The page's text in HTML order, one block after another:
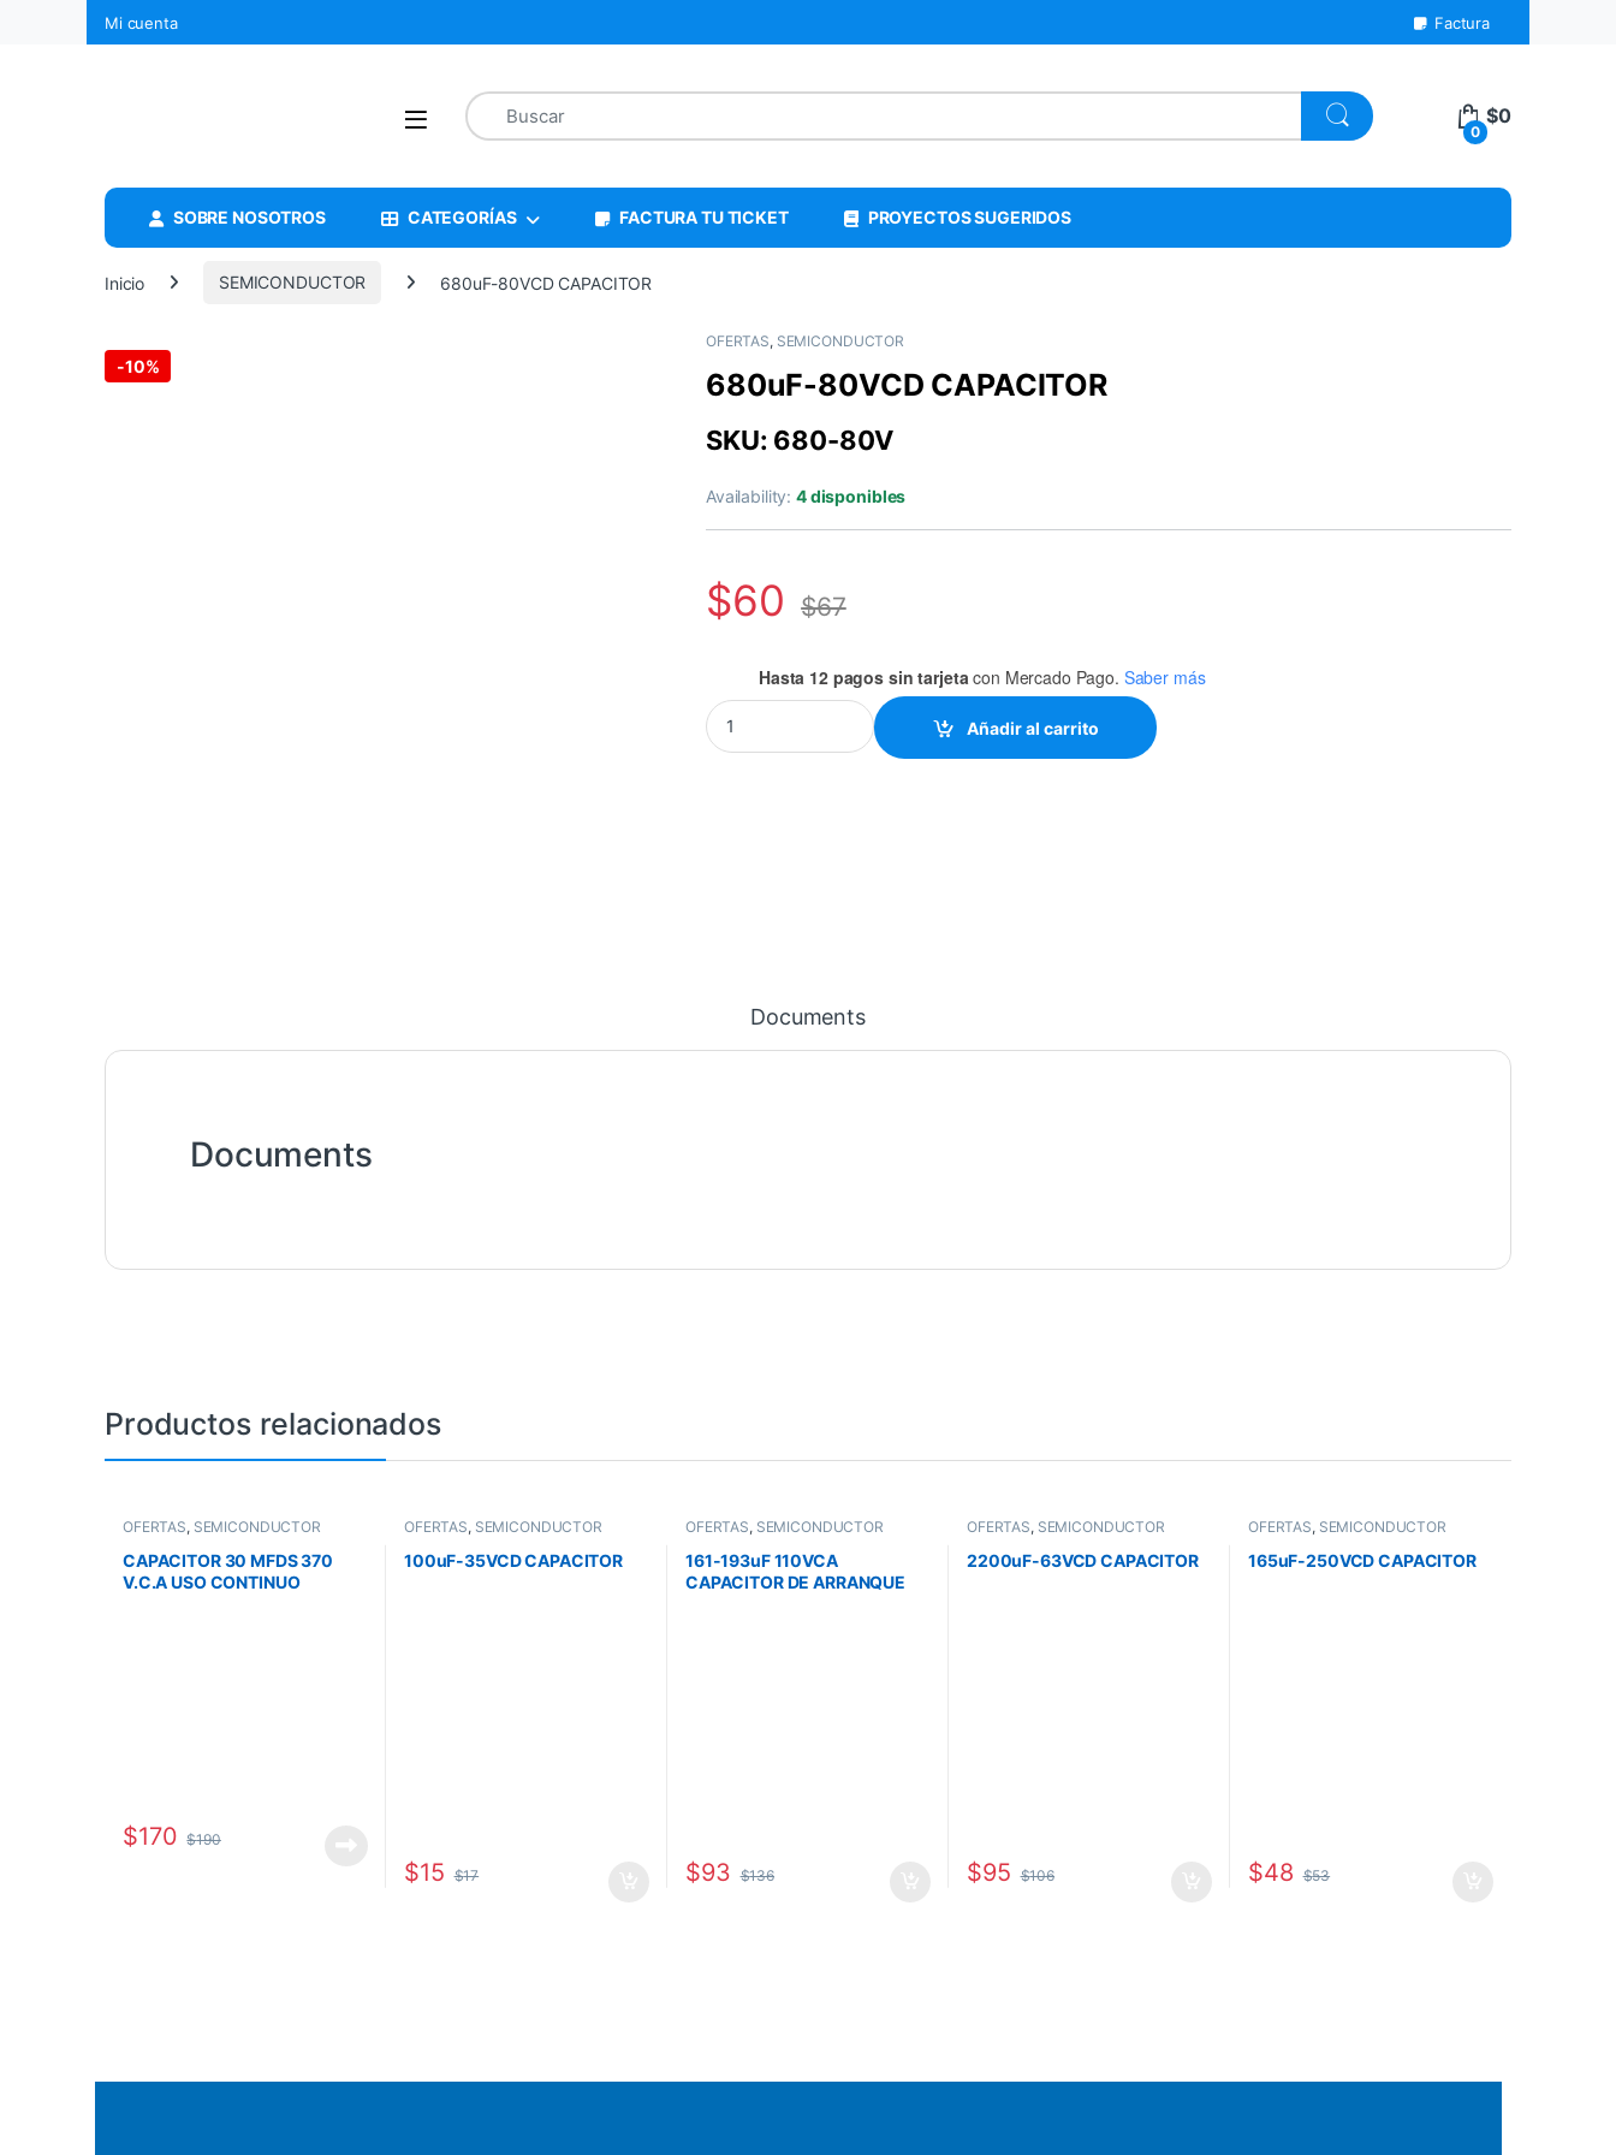
Mi cuenta Factura
0
$0
SOBRE NOSOTROS CATEGORÍAS FACTURA TU TICKET PROYECTOS SUGERIDOS
Inicio SEMICONDUCTOR 680uF-80VCD CAPACITOR
-10%
OFERTAS, SEMICONDUCTOR
680uF-80VCD CAPACITOR
SKU: 680-80V
Availability:4 disponibles
$60 $67
Hasta 12 pagos sin tarjeta con Mercado Pago. Saber más
680uF-80VCD CAPACITOR quantity
Añadir al carrito
Documents
Documents
Productos relacionados
OFERTAS, SEMICONDUCTOR
CAPACITOR 30 MFDS 370
V.C.A USO CONTINUO
$170 $190
OFERTAS, SEMICONDUCTOR
100uF-35VCD CAPACITOR
$15 $17
OFERTAS, SEMICONDUCTOR
161-193uF 110VCA
CAPACITOR DE ARRANQUE
$93 $136
OFERTAS, SEMICONDUCTOR
2200uF-63VCD CAPACITOR
$95 $106
OFERTAS, SEMICONDUCTOR
165uF-250VCD CAPACITOR
$48 $53